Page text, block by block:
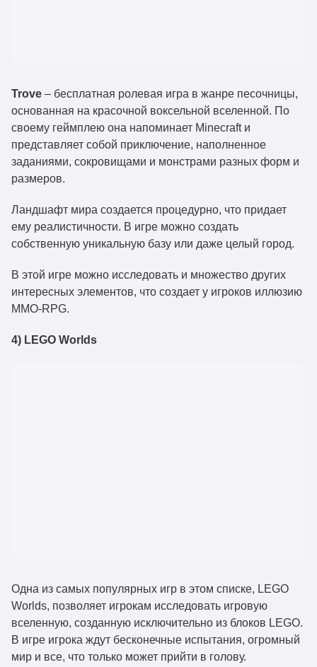
Trove – бесплатная ролевая игра в жанре песочницы,
основанная на красочной воксельной вселенной. По
своему геймплею она напоминает Minecraft и
представляет собой приключение, наполненное
заданиями, сокровищами и монстрами разных форм и
размеров.
Ландшафт мира создается процедурно, что придает
ему реалистичности. В игре можно создать
собственную уникальную базу или даже целый город.
В этой игре можно исследовать и множество других
интересных элементов, что создает у игроков иллюзию
MMO-RPG.
4) LEGO Worlds
Одна из самых популярных игр в этом списке, LEGO
Worlds, позволяет игрокам исследовать игровую
вселенную, созданную исключительно из блоков LEGO.
В игре игрока ждут бесконечные испытания, огромный
мир и все, что только может прийти в голову.